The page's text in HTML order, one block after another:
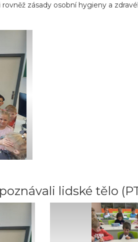
zásady osobní hygieny a
lidské tělo